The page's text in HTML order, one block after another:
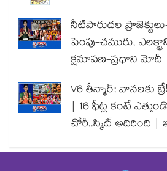
నీటిపారుదల
పెంపు-చమురు,
క్షమాపణ-ప్రధాని మోదీ
V6 తీన్మార్: వానలకు
| 16 ఫీట్ల కంటే
చోరీ..స్కిట్ అదిరింది |